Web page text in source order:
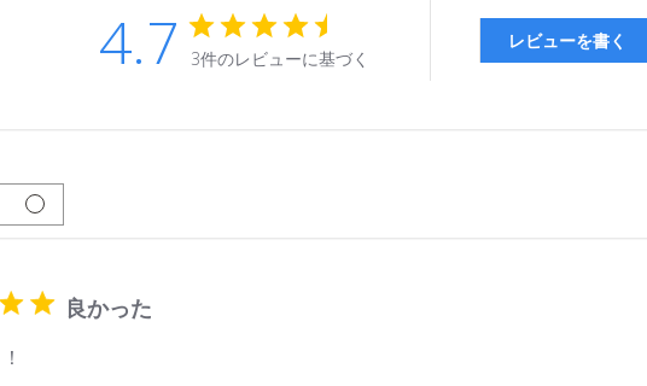
4.7 3件のレビューに基づく
レビューを書く
良かった